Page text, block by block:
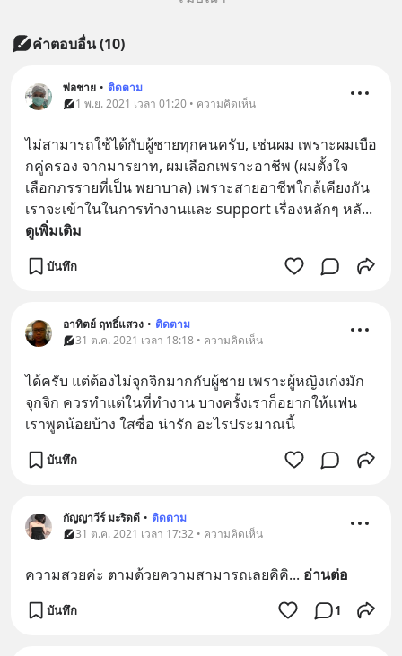
คำตอบอื่น(10)
พ่อชาย • ติดตาม
1 พ.ย. 2021 เวลา 01:20 • ความคิดเห็น
ไม่สามารถใช้ได้กับผู้ชายทุกคนครับ, เช่นผม เพราะผมเบือ
กคู่ครอง จากมารยาท, ผมเลือกเพราะอาชีพ (ผมตั้งใจ
เลือกภรรายที่เป็น พยาบาล) เพราะสายอาชีพใกล้เคียงกัน
เราจะเข้าในในการทำงานและ support เรื่องหลักๆ หลั...
ดูเพิ่มเติม
บันทึก
อาทิตย์ ฤทธิ์แสวง • ติดตาม
31 ต.ค. 2021 เวลา 18:18 • ความคิดเห็น
ได้ครับ แต่ต้องไม่จุกจิกมากกับผู้ชาย เพราะผู้หญิงเก่งมัก
จุกจิก ควรทำแต่ในที่ทำงาน บางครั้งเราก็อยากให้แฟน
เราพูดน้อยบ้าง ใสซื่อ น่ารัก อะไรประมาณนี้
บันทึก
กัญญาวีร์ มะริดดี • ติดตาม
31 ต.ค. 2021 เวลา 17:32 • ความคิดเห็น
ความสวยค่ะ ตามด้วยความสามารถเลยคิคิ... อ่านต่อ
บันทึก 1